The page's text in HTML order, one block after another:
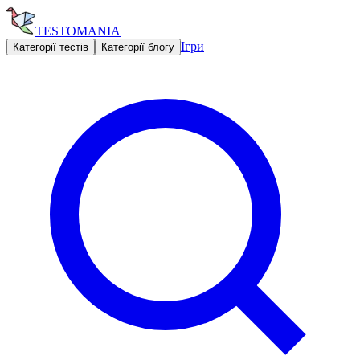
TESTOMANIA
Категорії тестів Категорії блогу Ігри